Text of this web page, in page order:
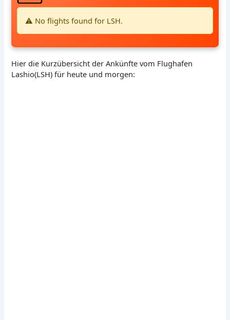
⚠️ No flights found for LSH.
Hier die Kurzübersicht der Ankünfte vom Flughafen
Lashio(LSH) für heute und morgen: